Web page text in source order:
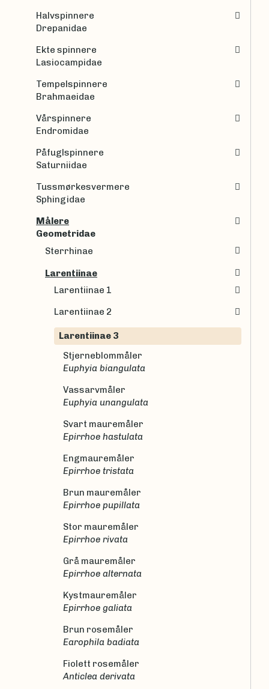
Halvspinnere
Drepanidae
Ekte spinnere
Lasiocampidae
Tempelspinnere
Brahmaeidae
Vårspinnere
Endromidae
Påfuglspinnere
Saturniidae
Tussmørkesvermere
Sphingidae
Målere
Geometridae
Sterrhinae
Larentiinae
Larentiinae 1
Larentiinae 2
Larentiinae 3
Stjerneblommåler
Euphyia biangulata
Vassarvmåler
Euphyia unangulata
Svart mauremåler
Epirrhoe hastulata
Engmauremåler
Epirrhoe tristata
Brun mauremåler
Epirrhoe pupillata
Stor mauremåler
Epirrhoe rivata
Grå mauremåler
Epirrhoe alternata
Kystmauremåler
Epirrhoe galiata
Brun rosemåler
Earophila badiata
Fiolett rosemåler
Anticlea derivata